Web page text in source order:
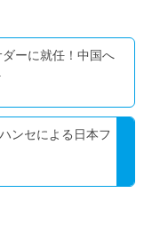
ーに就任！中国へ
ンセによる日本フ